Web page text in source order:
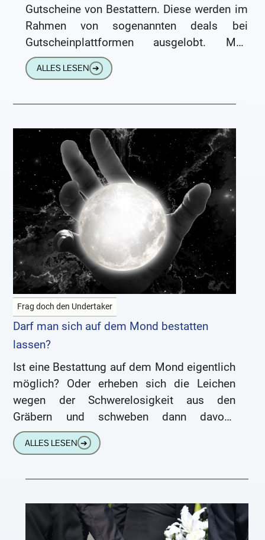
Gutscheine von Bestattern. Diese werden im
Rahmen von sogenannten deals bei
Gutscheinplattformen ausgelobt. Man
bezahlt einen Betrag von beispielsweise 49,-
€ und erhält dafür einen
ALLES LESEN ➔
Frag doch den Undertaker
Darf man sich auf dem Mond bestatten
lassen?
Ist eine Bestattung auf dem Mond eigentlich
möglich? Oder erheben sich die Leichen
wegen der Schwerelosigkeit aus den
Gräbern und schweben dann davon?
Angenommen, man hätte ein Raumschiff,
dürfte man
ALLES LESEN ➔